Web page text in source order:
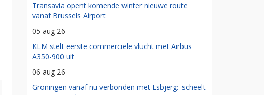
Transavia opent komende winter nieuwe route
vanaf Brussels Airport
05 aug 26
KLM stelt eerste commerciële vlucht met Airbus
A350-900 uit
06 aug 26
Groningen vanaf nu verbonden met Esbjerg: 'scheelt